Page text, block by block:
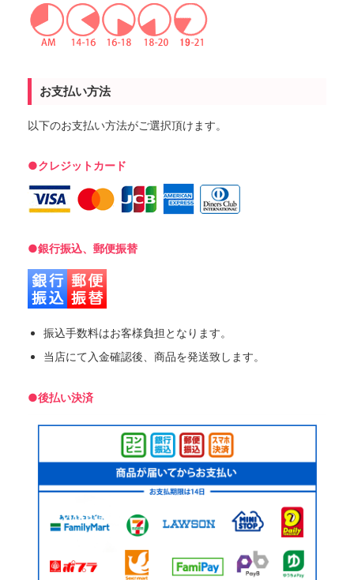
お支払い方法
以下のお支払い方法がご選択頂けます。
●クレジットカード
●銀行振込、郵便振替
振込手数料はお客様負担となります。
当店にて入金確認後、商品を発送致します。
●後払い決済